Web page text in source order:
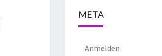
META
Anmelden